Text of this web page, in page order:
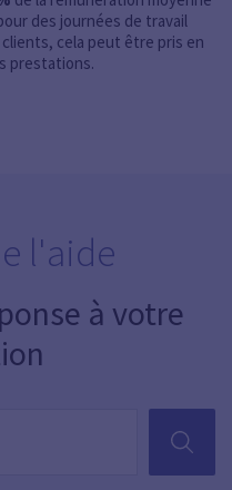
des journées de travail
cela peut être pris en
prestations.
l'aide
à votre